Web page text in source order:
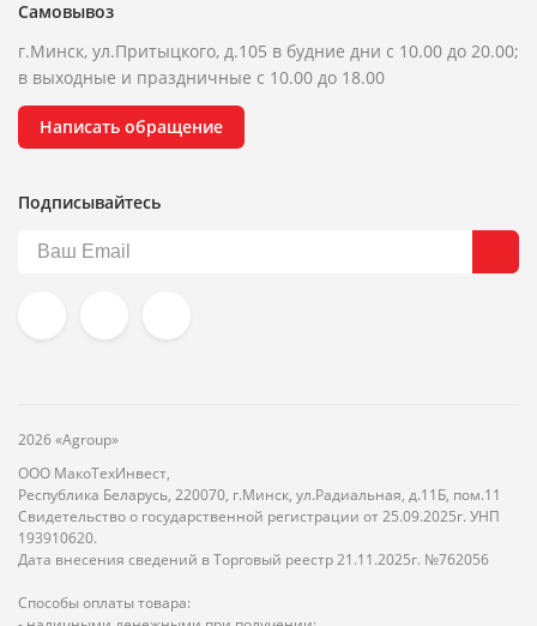
Самовывоз
г.Минск, ул.Притыцкого, д.105 в будние дни с 10.00 до 20.00;
в выходные и праздничные с 10.00 до 18.00
Написать обращение
Подписывайтесь
2026 «Agroup»
ООО МакоТехИнвест,
Республика Беларусь, 220070, г.Минск, ул.Радиальная, д.11Б, пом.11
Свидетельство о государственной регистрации от 25.09.2025г. УНП
193910620.
Дата внесения сведений в Торговый реестр 21.11.2025г. №762056
Способы оплаты товара: